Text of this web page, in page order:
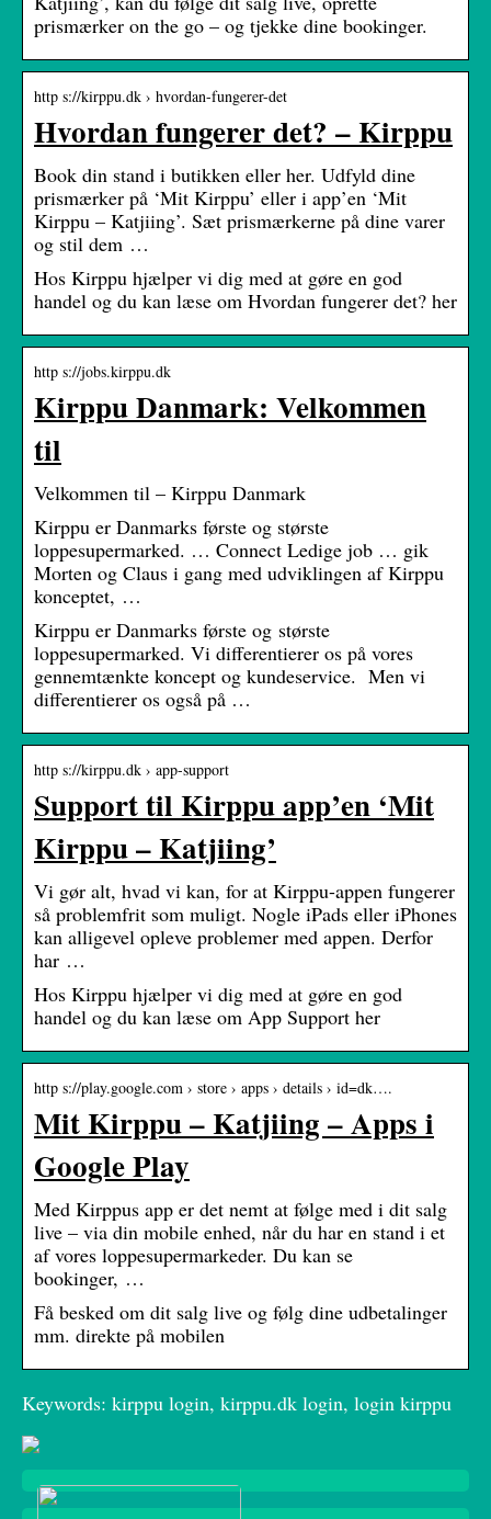
prismærker on the go – og tjekke dine bookinger.
http s://kirppu.dk › hvordan-fungerer-det
Hvordan fungerer det? – Kirppu
Book din stand i butikken eller her. Udfyld dine
prismærker på ‘Mit Kirppu’ eller i app’en ‘Mit
Kirppu – Katjiing’. Sæt prismærkerne på dine varer
og stil dem …
Hos Kirppu hjælper vi dig med at gøre en god
handel og du kan læse om Hvordan fungerer det? her
http s://jobs.kirppu.dk
Kirppu Danmark: Velkommen
til
Velkommen til – Kirppu Danmark
Kirppu er Danmarks første og største
loppesupermarked. … Connect Ledige job … gik
Morten og Claus i gang med udviklingen af Kirppu
konceptet, …
Kirppu er Danmarks første og største
loppesupermarked. Vi differentierer os på vores
gennemtænkte koncept og kundeservice. Men vi
differentierer os også på …
http s://kirppu.dk › app-support
Support til Kirppu app’en ‘Mit
Kirppu – Katjiing’
Vi gør alt, hvad vi kan, for at Kirppu-appen fungerer
så problemfrit som muligt. Nogle iPads eller iPhones
kan alligevel opleve problemer med appen. Derfor
har …
Hos Kirppu hjælper vi dig med at gøre en god
handel og du kan læse om App Support her
http s://play.google.com › store › apps › details › id=dk….
Mit Kirppu – Katjiing – Apps i
Google Play
Med Kirppus app er det nemt at følge med i dit salg
live – via din mobile enhed, når du har en stand i et
af vores loppesupermarkeder. Du kan se
bookinger, …
Få besked om dit salg live og følg dine udbetalinger
mm. direkte på mobilen
Keywords: kirppu login, kirppu.dk login, login kirppu